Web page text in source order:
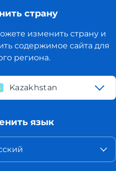
страну
изменить страну и
содержимое сайта для
региона.
Kazakhstan
язык